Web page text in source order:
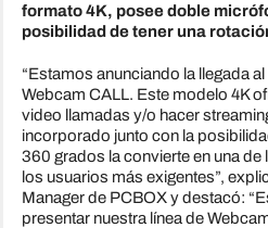
formato 4K, posee doble
posibilidad de tener una
“Estamos anunciando la llegada
Webcam CALL. Este modelo 4K
video llamadas y/o hacer
incorporado junto con la
360 grados la convierte en una
los usuarios más exigentes”,
Manager de PCBOX y destacó:
presentar nuestra línea de